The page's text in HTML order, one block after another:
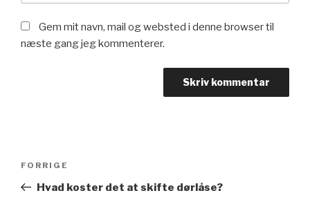
Gem mit navn, mail og websted i denne browser til
næste gang jeg kommenterer.
Forrige
indlæg
FORRIGE
Hvad koster det at skifte dørlåse?